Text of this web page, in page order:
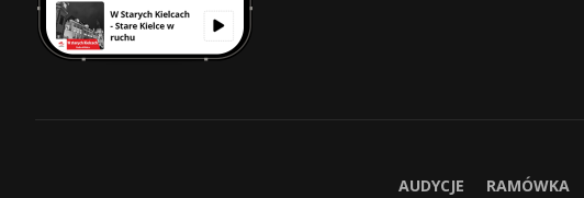
AUDYCJE RAMÓWKA